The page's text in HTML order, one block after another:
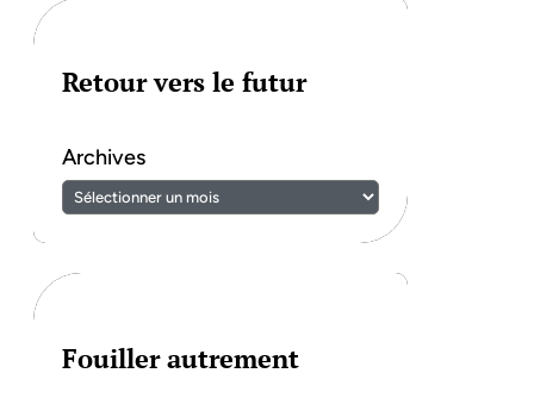
Retour vers le futur
Archives
Fouiller autrement